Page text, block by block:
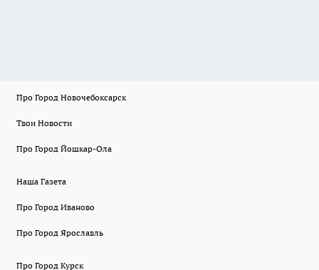
Про Город Новочебоксарск
Твои Новости
Про Город Йошкар-Ола
Наша Газета
Про Город Иваново
Про Город Ярославль
Про Город Курск